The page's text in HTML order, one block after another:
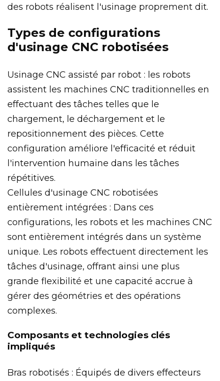
des robots réalisent l'usinage proprement dit.
Types de configurations
d'usinage CNC robotisées
Usinage CNC assisté par robot : les robots
assistent les machines CNC traditionnelles en
effectuant des tâches telles que le
chargement, le déchargement et le
repositionnement des pièces. Cette
configuration améliore l'efficacité et réduit
l'intervention humaine dans les tâches
répétitives.
Cellules d'usinage CNC robotisées
entièrement intégrées : Dans ces
configurations, les robots et les machines CNC
sont entièrement intégrés dans un système
unique. Les robots effectuent directement les
tâches d'usinage, offrant ainsi une plus
grande flexibilité et une capacité accrue à
gérer des géométries et des opérations
complexes.
Composants et technologies clés
impliqués
Bras robotisés : Équipés de divers effecteurs